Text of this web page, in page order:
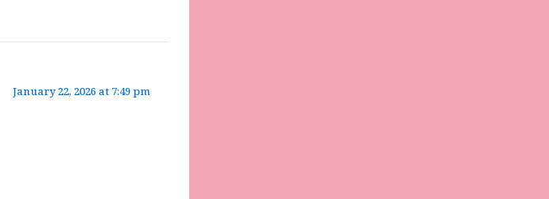
January 22, 2026 at 7:49 pm